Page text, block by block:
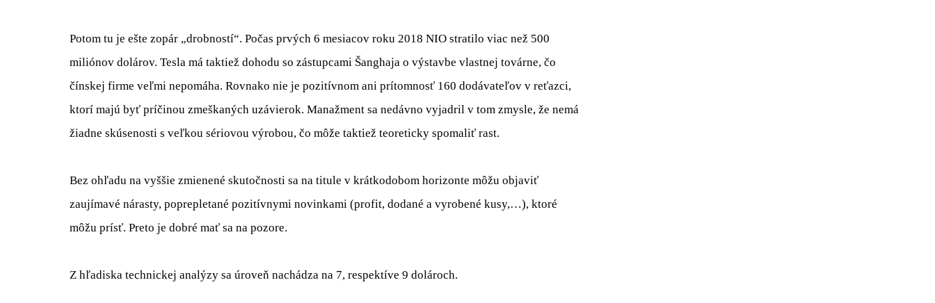
Potom tu je ešte zopár „drobností“. Počas prvých 6 mesiacov roku 2018 NIO stratilo viac než 500
miliónov dolárov. Tesla má taktiež dohodu so zástupcami Šanghaja o výstavbe vlastnej továrne, čo
čínskej firme veľmi nepomáha. Rovnako nie je pozitívnom ani prítomnosť 160 dodávateľov v reťazci,
ktorí majú byť príčinou zmeškaných uzávierok. Manažment sa nedávno vyjadril v tom zmysle, že nemá
žiadne skúsenosti s veľkou sériovou výrobou, čo môže taktiež teoreticky spomaliť rast.
Bez ohľadu na vyššie zmienené skutočnosti sa na titule v krátkodobom horizonte môžu objaviť
zaujímavé nárasty, poprepletané pozitívnymi novinkami (profit, dodané a vyrobené kusy,…), ktoré
môžu prísť. Preto je dobré mať sa na pozore.
Z hľadiska technickej analýzy sa úroveň nachádza na 7, respektíve 9 dolároch.